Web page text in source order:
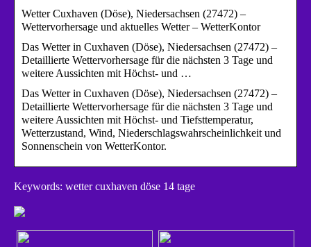
Wetter Cuxhaven (Döse), Niedersachsen (27472) –
Wettervorhersage und aktuelles Wetter – WetterKontor
Das Wetter in Cuxhaven (Döse), Niedersachsen (27472) –
Detaillierte Wettervorhersage für die nächsten 3 Tage und
weitere Aussichten mit Höchst- und …
Das Wetter in Cuxhaven (Döse), Niedersachsen (27472) –
Detaillierte Wettervorhersage für die nächsten 3 Tage und
weitere Aussichten mit Höchst- und Tiefsttemperatur,
Wetterzustand, Wind, Niederschlagswahrscheinlichkeit und
Sonnenschein von WetterKontor.
Keywords: wetter cuxhaven döse 14 tage